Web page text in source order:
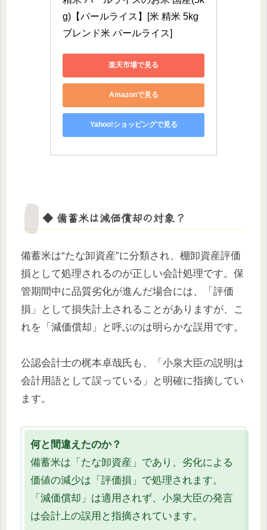
g)【パールライス】[米 精米 5kg
ブレンド米 パールライス]
楽天市場で見る
Amazonで見る
Yahoo!ショッピングで見る
◆ 備蓄米は減価償却の対象？
備蓄米は“たな卸資産”に分類され、棚卸資産評価
損として処理されるのが正しい会計処理です。保
管期間中に品質劣化が進んだ場合には、「評価
損」として損失計上されることがありますが、こ
れを「減価償却」と呼ぶのは明らかな誤用です。
公認会計士の梶本卓哉氏も、「小泉大臣の説明は
会計用語として誤っている」と明確に指摘してい
ます。
何と間違えたのか？
備蓄米は「たな卸資産」であり、劣化による
価値の減少は「評価損」で処理されます。
「減価償却」は適用されず、小泉大臣の発言
は会計上の誤用と指摘されています。